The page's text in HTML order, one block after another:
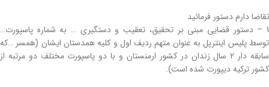
تقاضا دارم دستور فرمائید
1 – دستور قضایی مبنی بر تحقیق، تعقیب و دستگیری … به شماره پاسپورت…
توسط پلیس اینترپل به عنوان متهم ردیف اول و كلیه همدستان ایشان (همسر …كه
سابقه دار 2 سال زندان در كشور ارمنستان و با دو پاسپورت مختلف دو مرتبه از
كشور تركیه دیپورت شده است).